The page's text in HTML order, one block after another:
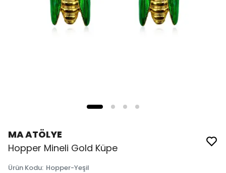
MA ATÖLYE
Hopper Mineli Gold Küpe
Ürün Kodu: Hopper-Yeşil